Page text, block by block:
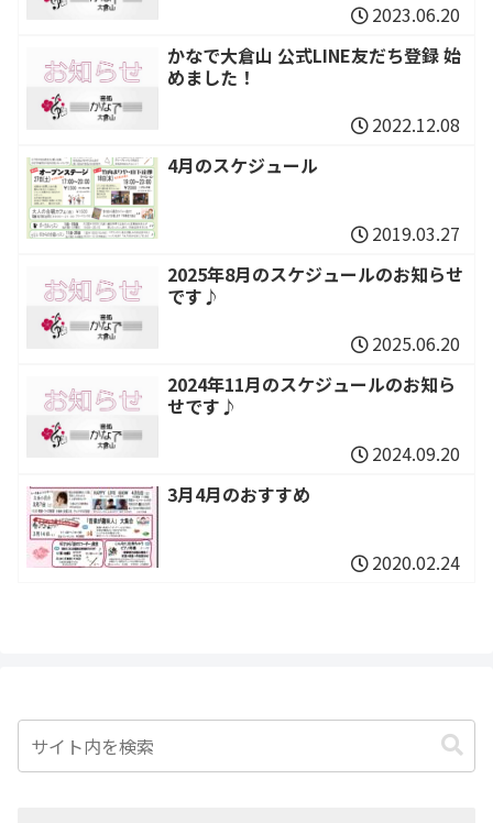
2023.06.20
かなで大倉山 公式LINE友だち登録 始
めました！
2022.12.08
4月のスケジュール
2019.03.27
2025年8月のスケジュールのお知らせ
です♪
2025.06.20
2024年11月のスケジュールのお知ら
せです♪
2024.09.20
3月4月のおすすめ
2020.02.24